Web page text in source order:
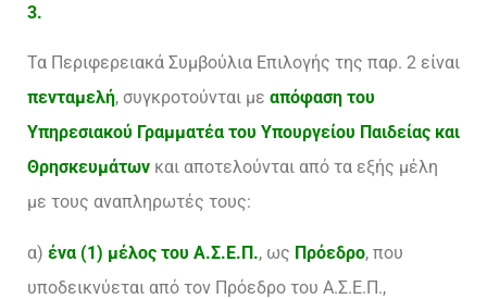
3.
Τα Περιφερειακά Συμβούλια Επιλογής της παρ. 2 είναι
πενταμελή, συγκροτούνται με απόφαση του
Υπηρεσιακού Γραμματέα του Υπουργείου Παιδείας και
Θρησκευμάτων και αποτελούνται από τα εξής μέλη
με τους αναπληρωτές τους:
α) ένα (1) μέλος του Α.Σ.Ε.Π., ως Πρόεδρο, που
υποδεικνύεται από τον Πρόεδρο του Α.Σ.Ε.Π.,